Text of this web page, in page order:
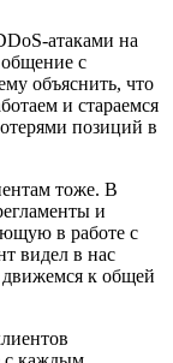
атаками на
с
объяснить, что
и стараемся
позиций в
тоже. В
и
в работе с
видел в нас
движемся к общей